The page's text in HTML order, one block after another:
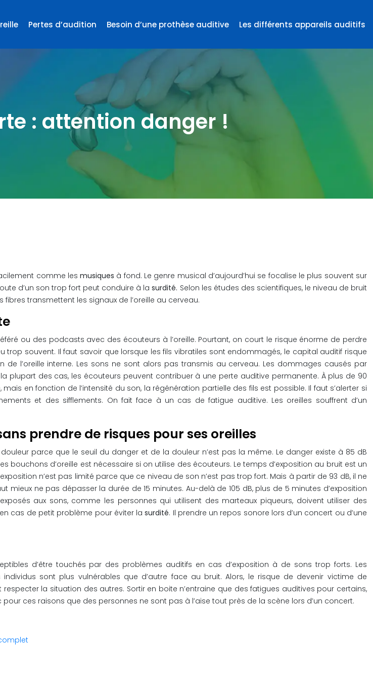
Pertes d’audition Besoin d’une prothèse auditive Les différents appareils auditifs
: attention danger !
comme lesmusiques à fond. Le genre musical d’aujourd’hui se focalise le plus souvent sur
d’un son trop fort peut conduire à lasurdité. Selon les études des scientifiques, le niveau de bruit
fibres transmettent les signaux de l’oreille au cerveau.
ou des podcasts avec des écouteurs à l’oreille. Pourtant, on court le risque énorme de perdre
souvent. Il faut savoir que lorsque les fils vibratiles sont endommagés, le capital auditif risque
l’oreille interne. Les sons ne sont alors pas transmis au cerveau. Les dommages causés par
plupart des cas, les écouteurs peuvent contribuer à une perte auditive permanente. À plus de 90
en fonction de l’intensité du son, la régénération partielle des fils est possible. Il faut s’alerter si
et des sifflements. On fait face à un cas de fatigue auditive. Les oreilles souffrent d’un
prendre de risques pour ses oreilles
parce que le seuil du danger et de la douleur n’est pas la même. Le danger existe à 85 dB
d’oreille est nécessaire si on utilise des écouteurs. Le temps d’exposition au bruit est un
n’est pas limité parce que ce niveau de son n’est pas trop fort. Mais à partir de 93 dB, il ne
mieux ne pas dépasser la durée de 15 minutes. Au-delà de 105 dB, plus de 5 minutes d’exposition
aux sons, comme les personnes qui utilisent des marteaux piqueurs, doivent utiliser des
en cas de petit problème pour éviter lasurdité. Il prendre un repos sonore lors d’un concert ou d’une
d’être touchés par des problèmes auditifs en cas d’exposition à de sons trop forts. Les
sont plus vulnérables que d’autre face au bruit. Alors, le risque de devenir victime de
la situation des autres. Sortir en boite n’entraine que des fatigues auditives pour certains,
ces raisons que des personnes ne sont pas à l’aise tout près de la scène lors d’un concert.